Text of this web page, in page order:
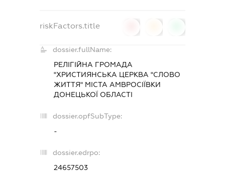
riskFactors.title
dossier.fullName:
РЕЛІГІЙНА ГРОМАДА
"ХРИСТИЯНСЬКА ЦЕРКВА "СЛОВО
ЖИТТЯ" МІСТА АМВРОСІЇВКИ
ДОНЕЦЬКОЇ ОБЛАСТІ
dossier.opfSubType:
-
dossier.edrpo:
24657503